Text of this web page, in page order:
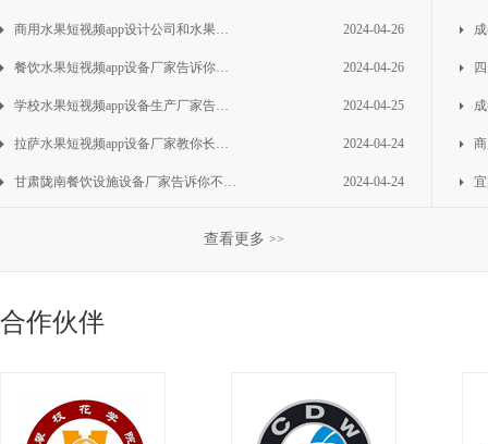
商用水果短视频app设计公司和水果短视频app设备供应商告诉你商用水果短视频app安全注意事项 2024-04-26
餐饮水果短视频app设备厂家告诉你商用电磁炉保养和故障排除方法 2024-04-26
学校水果短视频app设备生产厂家告诉你如何安全使用商用洗碗机以及节能 2024-04-25
拉萨水果短视频app设备厂家教你长龙洗碗机的使用方法 2024-04-24
甘肃陇南餐饮设施设备厂家告诉你不锈钢厨具的日常维护方法 2024-04-24
成都
四
成
商用
宜宾
查看更多 >>
合作伙伴